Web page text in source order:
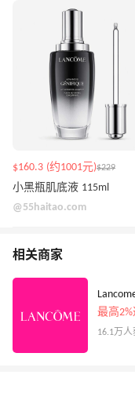
$160.3 (约1001元)$229
小黑瓶肌底液 115ml
@55haitao.com
相关商家
最高2%
16.1万